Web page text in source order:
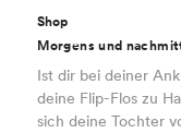
Shop
Morgens und
Ist dir bei deiner
deine Flip-Flos zu
sich deine Tochter